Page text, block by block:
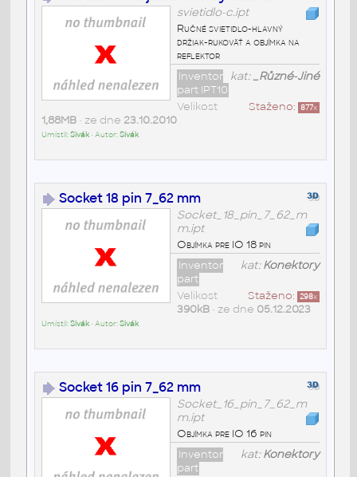
svietidlo-c.ipt
Ručné svietidlo-hlavný
držiak-rukoväť a objímka na
reflektor
kat:_Různé-Jiné
Inventor
part IPT10
Staženo: 877x
Velikost
1,88MB• ze dne 23.10.2010
Umístil:Sivák• Autor:Sivák
Socket 18 pin 7_62 mm
Socket_18_pin_7_62_m
m.ipt
Objímka pre IO 18 pin
kat:Konektory
Inventor
part
Staženo: 298x
Velikost
390kB• ze dne 05.12.2023
Umístil:Sivák• Autor:Sivák
Socket 16 pin 7_62 mm
Socket_16_pin_7_62_m
m.ipt
Objímka pre IO 16 pin
kat:Konektory
Inventor
part